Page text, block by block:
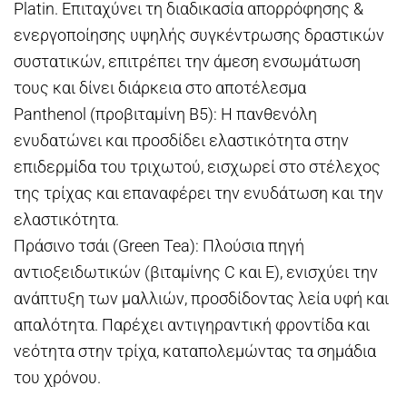
Platin. Επιταχύνει τη διαδικασία απορρόφησης &
ενεργοποίησης υψηλής συγκέντρωσης δραστικών
συστατικών, επιτρέπει την άμεση ενσωμάτωση
τους και δίνει διάρκεια στο αποτέλεσμα
Panthenol (προβιταμίνη Β5): Η πανθενόλη
ενυδατώνει και προσδίδει ελαστικότητα στην
επιδερμίδα του τριχωτού, εισχωρεί στο στέλεχος
της τρίχας και επαναφέρει την ενυδάτωση και την
ελαστικότητα.
Πράσινο τσάι (Green Tea): Πλούσια πηγή
αντιοξειδωτικών (βιταμίνης C και E), ενισχύει την
ανάπτυξη των μαλλιών, προσδίδοντας λεία υφή και
απαλότητα. Παρέχει αντιγηραντική φροντίδα και
νεότητα στην τρίχα, καταπολεμώντας τα σημάδια
του χρόνου.